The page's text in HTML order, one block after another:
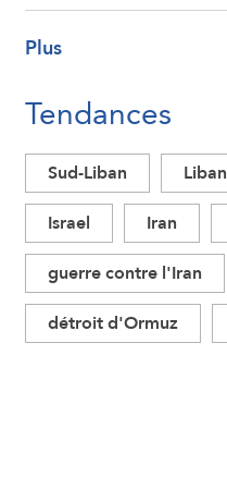
Plus
Tendances
Sud-Liban Liban
Israel
Iran
guerre contre l'Iran
détroit d'Ormuz